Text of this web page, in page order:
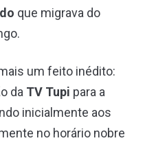
que migrava do
um feito inédito:
da TV Tupi para a
inicialmente aos
no horário nobre